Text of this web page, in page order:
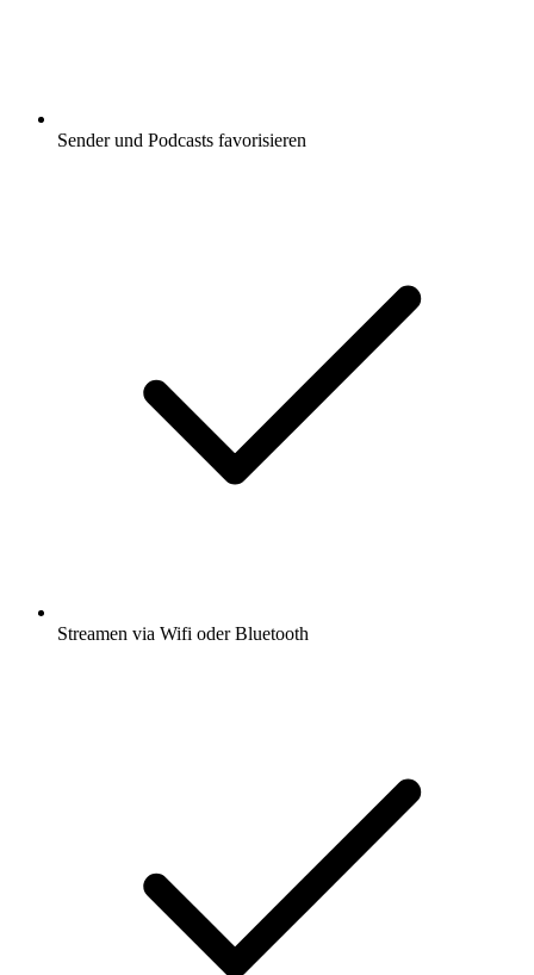
Sender und Podcasts favorisieren
Streamen via Wifi oder Bluetooth